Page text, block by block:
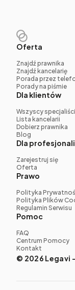
Oferta
Znajdź prawnika
Znajdź kancelarię
Porada przez
Porady na piśmie
Dla klientów
Wszyscy specjaliści
Lista kancelarii
Dobierz prawnika
Blog
Dla
Zarejestruj się
Oferta
Prawo
Polityka
Polityka Plików
Regulamin Serwisu
Pomoc
FAQ
Centrum Pomocy
Kontakt
© 2026 Legavi